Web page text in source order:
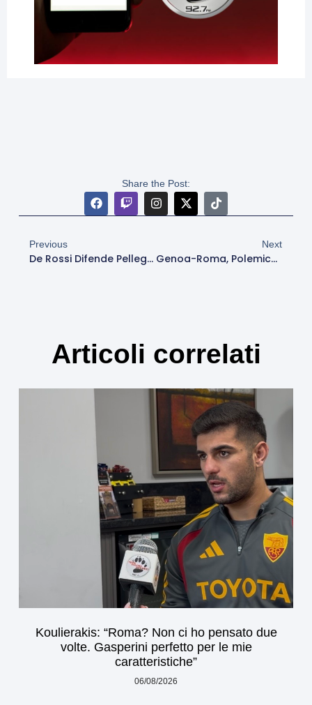
Share the Post:
Previous
De Rossi Difende Pellegrini Dopo Genoa-Roma: “Sta Facendo La Storia Del Club, A Roma Si Critica Troppo”
Next
Genoa-Roma, Polemiche Arbitrali: Colombo Nel Mirino Dopo La Sconfitta Giallorossa
Articoli correlati
Koulierakis: “Roma? Non ci ho pensato due
volte. Gasperini perfetto per le mie
caratteristiche”
06/08/2026